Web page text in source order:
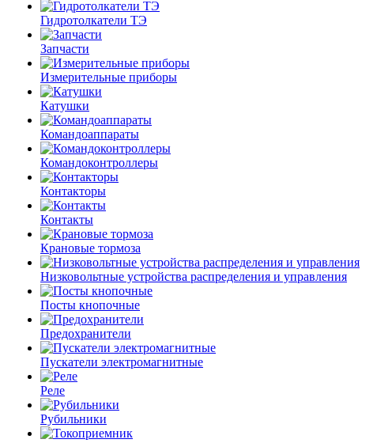
Гидротолкатели ТЭ
Запчасти
Измерительные приборы
Катушки
Командоаппараты
Командоконтроллеры
Контакторы
Контакты
Крановые тормоза
Низковольтные устройства распределения и управления
Посты кнопочные
Предохранители
Пускатели электромагнитные
Реле
Рубильники